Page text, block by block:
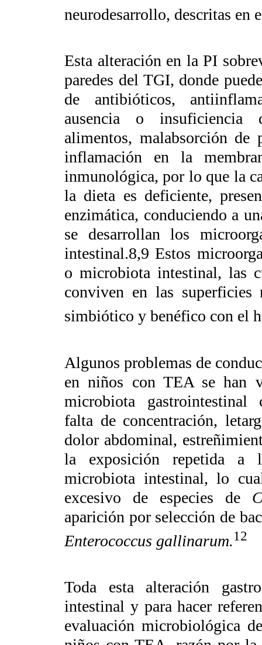
neurodesarrollo, descritas en
Esta alteración en la PI
paredes del TGI, donde
de antibióticos,
ausencia o insuficiencia
alimentos, malabsorción de
inflamación en la
inmunológica, por lo que la
la dieta es deficiente,
enzimática, conduciendo a
se desarrollan los
intestinal.8,9Estos
o microbiota intestinal, las
conviven en las superficies
simbiótico y benéfico con el
Algunos problemas de
en niños con TEA se han
microbiota gastrointestinal
falta de concentración,
dolor abdominal,
la exposición repetida a
microbiota intestinal, lo
excesivo de especies de
aparición por selección de
Enterococcus gallinarum.12
Toda esta alteración
intestinal y para hacer
evaluación microbiológica